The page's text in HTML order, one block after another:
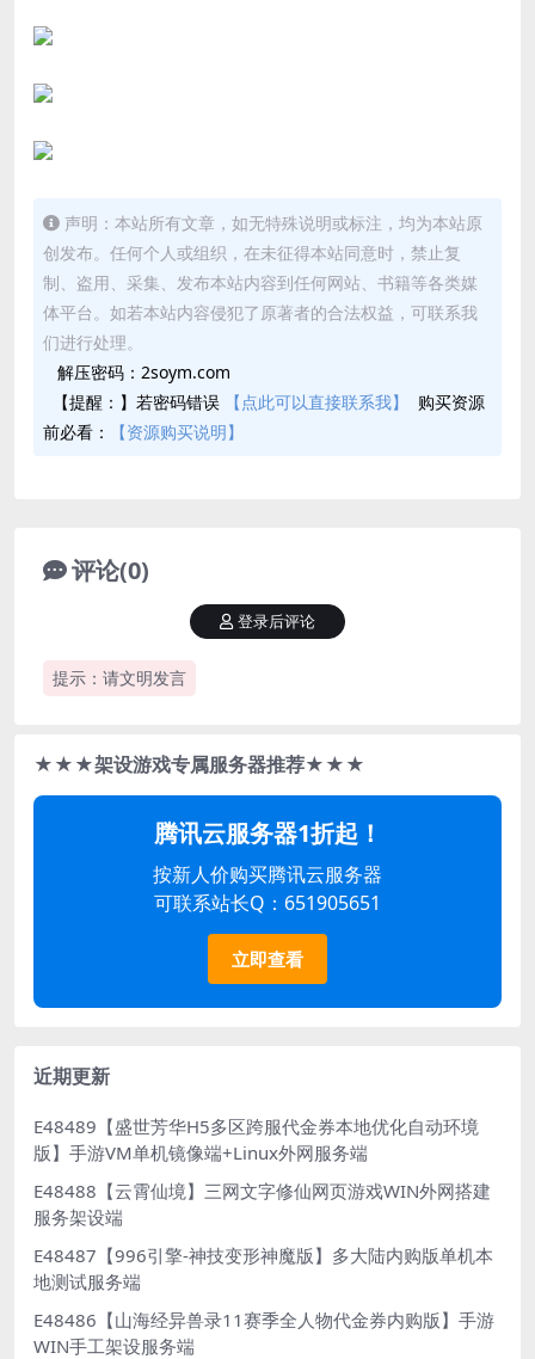
声明：本站所有文章，如无特殊说明或标注，均为本站原
创发布。任何个人或组织，在未征得本站同意时，禁止复
制、盗用、采集、发布本站内容到任何网站、书籍等各类媒
体平台。如若本站内容侵犯了原著者的合法权益，可联系我
们进行处理。
解压密码：2soym.com
【提醒：】若密码错误
【点此可以直接联系我】
购买资源
前必看：
【资源购买说明】
评论(0)
提示：请文明发言
登录后评论
★★★架设游戏专属服务器推荐★★★
腾讯云服务器1折起！
按新人价购买腾讯云服务器
可联系站长Q：651905651
立即查看
近期更新
E48489【盛世芳华H5多区跨服代金券本地优化自动环境
版】手游VM单机镜像端+Linux外网服务端
E48488【云霄仙境】三网文字修仙网页游戏WIN外网搭建
服务架设端
E48487【996引擎-神技变形神魔版】多大陆内购版单机本
地测试服务端
E48486【山海经异兽录11赛季全人物代金券内购版】手游
WIN手工架设服务端